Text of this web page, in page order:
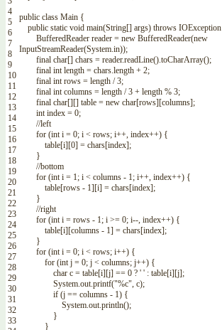
4
5
6
7
8
9
10
11
12
13
14
15
16
17
18
19
20
21
22
23
24
25
26
27
28
29
30
31
32
33
public class Main {
public static void main(String[] args) throws IOException
BufferedReader reader = new BufferedReader(new
InputStreamReader(System in));
final char[] chars = reader.readLine() toCharArray();
final int length = chars length + 2;
final int rows = length / 3;
final int columns = length / 3 + length % 3;
final char[][] table = new char[rows][columns];
int index = 0;
//left
for (int i = 0; i < rows; i++ index++) {
table[i][0] = chars[index];
}
//bottom
for (int i = 1 ; i < columns - 1 ; i++ index++) {
table[rows - 1][i] = chars[index];
}
//right
for (int i = rows - 1 ; i >= 0; i-- index++) {
table[i][columns - 1] = chars[index];
}
for (int i = 0; i < rows; i++) {
for (int j = 0; j < columns; j++) {
char c = table[i][j] == 0 ? ' ' : table[i][j];
System out printf("%c" c);
if (j == columns - 1) {
System out println();
}
}